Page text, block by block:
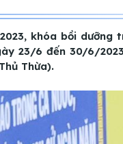
khóa bồi
23/6 đến 30/6/
Thừa).